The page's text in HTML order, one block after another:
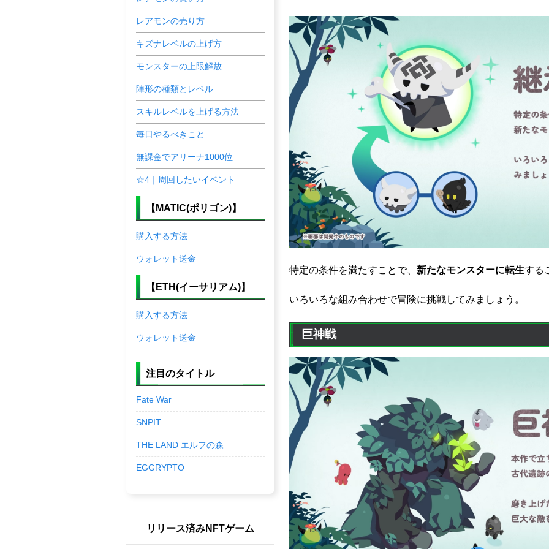
特定の条件を満たすことで、 新たなモンスターに転生する
いろいろな組み合わせで冒険に挑戦してみましょう。
巨神戦
レアモンの売り方
キズナレベルの上げ方
モンスターの上限解放
陣形の種類とレベル
スキルレベルを上げる方法
毎日やるべきこと
無課金でアリーナ1000位
☆4｜周回したいイベント
【MATIC(ポリゴン)】
購入する方法
ウォレット送金
【ETH(イーサリアム)】
購入する方法
ウォレット送金
注目のタイトル
Fate War
SNPIT
THE LAND エルフの森
EGGRYPTO
リリース済みNFTゲーム